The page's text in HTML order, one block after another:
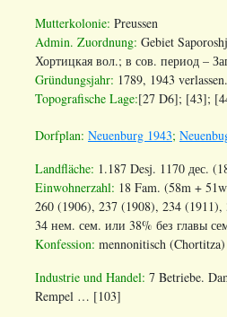
Mutterkolonie: Preussen
Admin. Zuordnung: Gebiet
Хортицкая вол.; в сов. период –
Gründungsjahr: 1789, 1943 verlassen.
Topografische Lage:[27 D6]; [43];
Dorfplan: Neuenburg 1943;
Landfläche: 1.187 Desj. 1170 дес.
Einwohnerzahl: 18 Fam. (58m +
260 (1906), 237 (1908), 234
34 нем. сем. или 38% без главы
Konfession: mennonitisch (Chortitza)
Industrie und Handel: 7 Betriebe.
Rempel … [103]